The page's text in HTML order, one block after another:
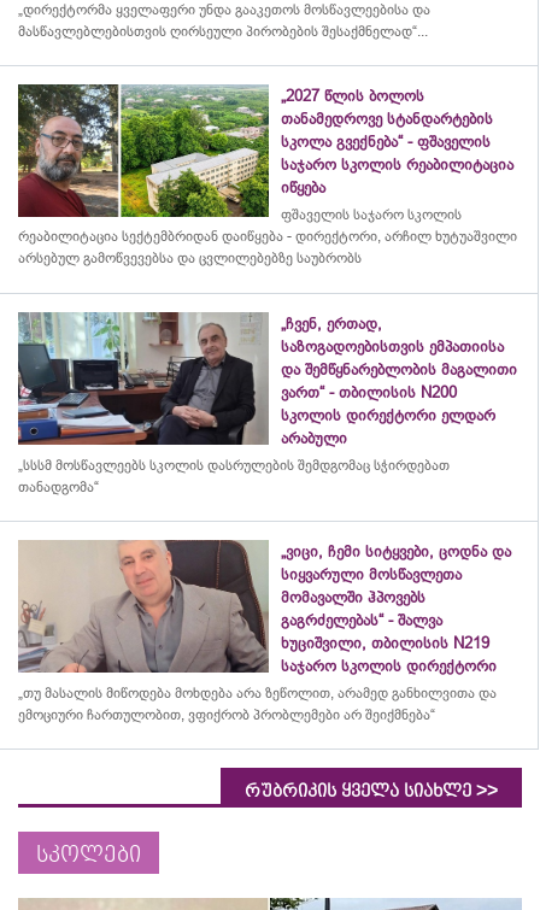
„დირექტორმა ყველაფერი უნდა გააკეთოს მოსწავლეებისა და
მასწავლებლებისთვის ღირსეული პირობების შესაქმნელად“...
„2027 წლის ბოლოს
თანამედროვე სტანდარტების
სკოლა გვექნება“ - ფშაველის
საჯარო სკოლის რეაბილიტაცია
იწყება
ფშაველის საჯარო სკოლის
რეაბილიტაცია სექტემბრიდან დაიწყება - დირექტორი, არჩილ ხუტუაშვილი
არსებულ გამოწვევებსა და ცვლილებებზე საუბრობს
„ჩვენ, ერთად,
საზოგადოებისთვის ემპათიისა
და შემწყნარებლობის მაგალითი
ვართ“ - თბილისის N200
სკოლის დირექტორი ელდარ
არაბული
„სსსმ მოსწავლეებს სკოლის დასრულების შემდგომაც სჭირდებათ
თანადგომა“
„ვიცი, ჩემი სიტყვები, ცოდნა და
სიყვარული მოსწავლეთა
მომავალში ჰპოვებს
გაგრძელებას“ - შალვა
ხუციშვილი, თბილისის N219
საჯარო სკოლის დირექტორი
„თუ მასალის მიწოდება მოხდება არა ზეწოლით, არამედ განხილვითა და
ემოციური ჩართულობით, ვფიქრობ პრობლემები არ შეიქმნება“
რუბრიკის ყველა სიახლე >>
სკოლები